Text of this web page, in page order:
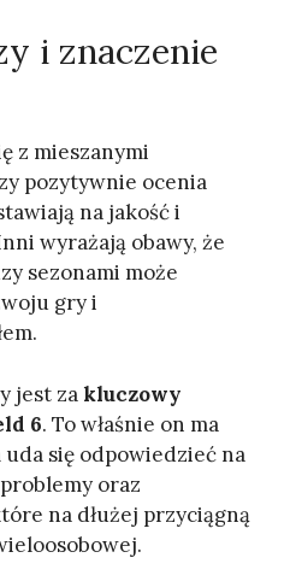
i znaczenie
z mieszanymi
pozytywnie ocenia
na jakość i
wyrażają obawy, że
sezonami może
gry i
jest za kluczowy
6. To właśnie on ma
się odpowiedzieć na
oraz
na dłużej przyciągną